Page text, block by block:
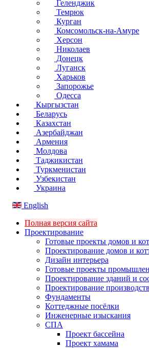
Геленджик
Темрюк
Курган
Комсомольск-на-Амуре
Херсон
Николаев
Донецк
Луганск
Харьков
Запорожье
Одесса
Кыргызстан
Беларусь
Казахстан
Азербайджан
Армения
Молдова
Таджикистан
Туркменистан
Узбекистан
Украина
English
Полная версия сайта
Проектирование
Готовые проекты домов и
Проектирование домов и
Дизайн интерьера
Готовые проекты
Проектирование зданий и
Проектирование производств
Фундаменты
Коттеджные посёлки
Инженерные изыскания
СПА
Проект бассейна
Проект хамама